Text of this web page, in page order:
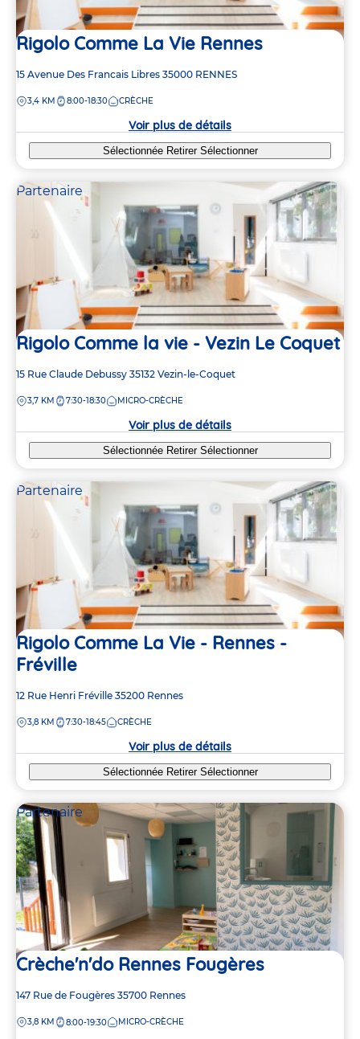
Rigolo Comme La Vie Rennes
Adresse
la
15 Avenue Des Francais Libres 35000 RENNES
DISTANCE
3,4 KM 8:00-18:30 CRÈCHE
Voir plus de détails
Sélectionnée Retirer Sélectionner
Partenaire
Rigolo Comme la vie - Vezin Le Coquet
Adresse
la
15 Rue Claude Debussy 35132 Vezin-le-Coquet
DISTANCE
3,7 KM 7:30-18:30 MICRO-CRÈCHE
Voir plus de détails
Sélectionnée Retirer Sélectionner
Partenaire
Rigolo Comme La Vie - Rennes -
Fréville
Adresse
la
12 Rue Henri Fréville 35200 Rennes
DISTANCE
3,8 KM 7:30-18:45 CRÈCHE
Voir plus de détails
Sélectionnée Retirer Sélectionner
Partenaire
Crèche'n'do Rennes Fougères
Adresse
la
147 Rue de Fougères 35700 Rennes
DISTANCE
3,8 KM 8:00-19:30 MICRO-CRÈCHE
2 5
2 5